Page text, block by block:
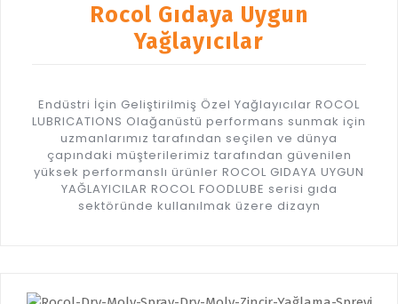
Rocol Gıdaya Uygun
Yağlayıcılar
Endüstri İçin Geliştirilmiş Özel Yağlayıcılar ROCOL
LUBRICATIONS Olağanüstü performans sunmak için
uzmanlarımız tarafından seçilen ve dünya
çapındaki müşterilerimiz tarafından güvenilen
yüksek performanslı ürünler ROCOL GIDAYA UYGUN
YAĞLAYICILAR ROCOL FOODLUBE serisi gıda
sektöründe kullanılmak üzere dizayn